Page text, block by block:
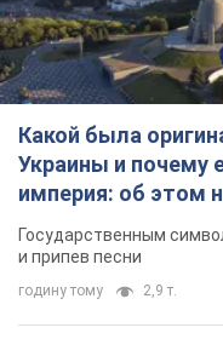
Какой была
Украины и почему
империя: об этом
Государственным
и припев песни
годину тому 2,9 т.